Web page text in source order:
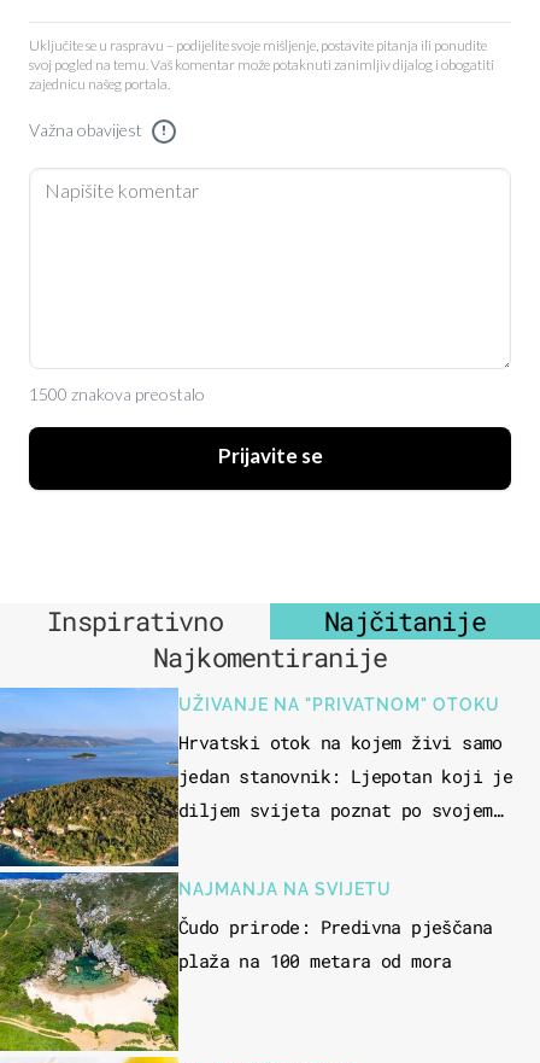
Uključite se u raspravu – podijelite svoje mišljenje, postavite pitanja ili ponudite
svoj pogled na temu. Vaš komentar može potaknuti zanimljiv dijalog i obogatiti
zajednicu našeg portala.
Važna obavijest !
1500 znakova preostalo
Prijavite se
Inspirativno
Najčitanije
Najkomentiranije
UŽIVANJE NA "PRIVATNOM" OTOKU
Hrvatski otok na kojem živi samo
jedan stanovnik: Ljepotan koji je
diljem svijeta poznat po svojem
NAJMANJA NA SVIJETU
Čudo prirode: Predivna pješčana
plaža na 100 metara od mora